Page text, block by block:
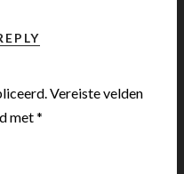
Vereiste velden
met*